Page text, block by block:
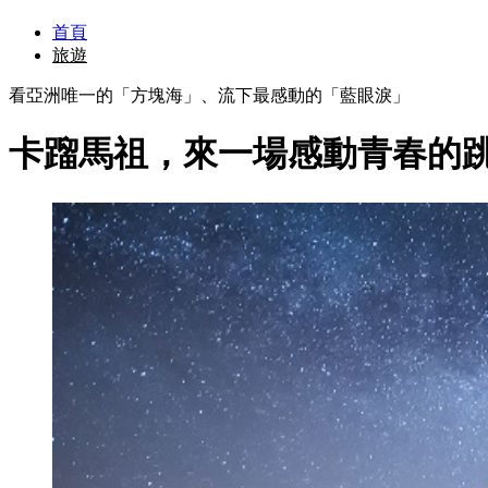
首頁
旅遊
看亞洲唯一的「方塊海」、流下最感動的「藍眼淚」
卡蹓馬祖，來一場感動青春的